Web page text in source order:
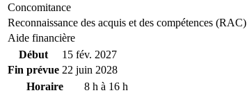
Concomitance
Reconnaissance des acquis et des compétences (RAC)
Aide financière
Début
15 fév. 2027
Fin prévue 22 juin 2028
Horaire
8 h à 16 h